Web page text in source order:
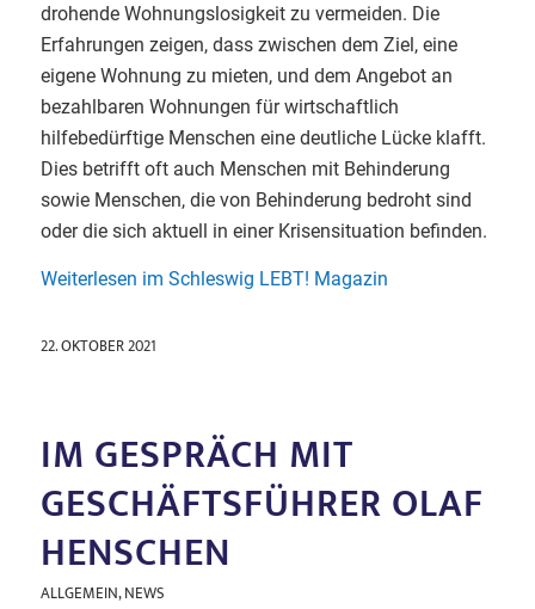
drohende Wohnungslosigkeit zu vermeiden. Die
Erfahrungen zeigen, dass zwischen dem Ziel, eine
eigene Wohnung zu mieten, und dem Angebot an
bezahlbaren Wohnungen für wirtschaftlich
hilfebedürftige Menschen eine deutliche Lücke klafft.
Dies betrifft oft auch Menschen mit Behinderung
sowie Menschen, die von Behinderung bedroht sind
oder die sich aktuell in einer Krisensituation befinden.
Weiterlesen im Schleswig LEBT! Magazin
22. OKTOBER 2021
IM GESPRÄCH MIT
GESCHÄFTSFÜHRER OLAF
HENSCHEN
ALLGEMEIN,NEWS